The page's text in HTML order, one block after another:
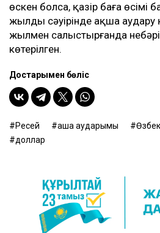
өскен болса, қазір баға өсімі
жылдың сәуірінде ақша аудару
жылмен салыстырғанда
көтерілген.
Достарыңмен бөліс
Ресей ақша аударымы
доллар